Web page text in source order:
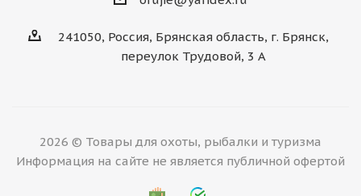
241050, Россия, Брянская область, г. Брянск,
переулок Трудовой, 3 А
2026 © Товары для охоты, рыбалки и туризма
Информация на сайте не является публичной офертой